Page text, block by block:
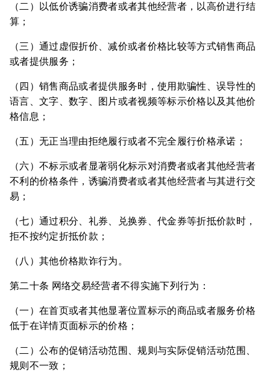
（二）以低价诱骗消费者或者其他经营者，以高价进行结
算；
（三）通过虚假折价、减价或者价格比较等方式销售商品
或者提供服务；
（四）销售商品或者提供服务时，使用欺骗性、误导性的
语言、文字、数字、图片或者视频等标示价格以及其他价
格信息；
（五）无正当理由拒绝履行或者不完全履行价格承诺；
（六）不标示或者显著弱化标示对消费者或者其他经营者
不利的价格条件，诱骗消费者或者其他经营者与其进行交
易；
（七）通过积分、礼券、兑换券、代金券等折抵价款时，
拒不按约定折抵价款；
（八）其他价格欺诈行为。
第二十条 网络交易经营者不得实施下列行为：
（一）在首页或者其他显著位置标示的商品或者服务价格
低于在详情页面标示的价格；
（二）公布的促销活动范围、规则与实际促销活动范围、
规则不一致；